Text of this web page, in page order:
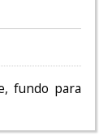
fundo para